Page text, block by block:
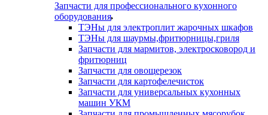
Запчасти для профессионального кухонного
оборудования
ТЭНы для электроплит жарочных шкафов
ТЭНы для шаурмы,фритюрницы,гриля
Запчасти для мармитов, электросковород и
фритюрниц
Запчасти для овощерезок
Запчасти для картофелечисток
Запчасти для универсальных кухонных
машин УКМ